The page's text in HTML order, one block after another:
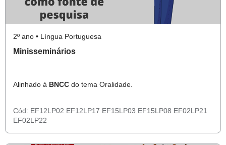
2º ano • Língua Portuguesa
Minisseminários
Alinhado à BNCC do tema Oralidade.
Cód: EF12LP02 EF12LP17 EF15LP03 EF15LP08 EF02LP21
EF02LP22